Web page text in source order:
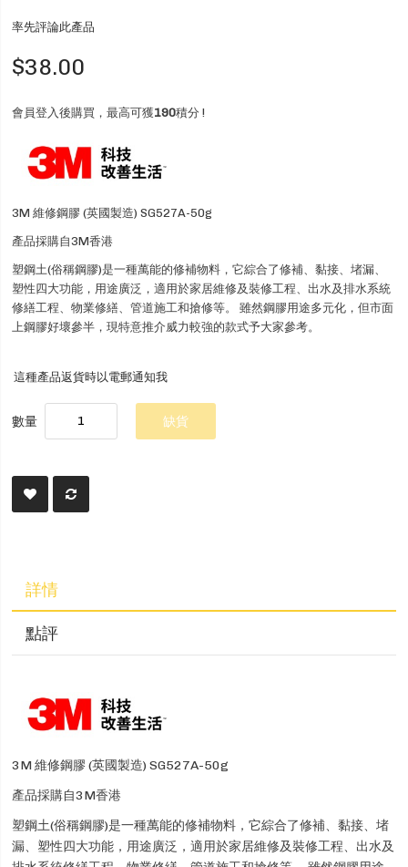
率先評論此產品
$38.00
會員登入後購買，最高可獲190積分 !
3M 維修鋼膠 (英國製造) SG527A-50g
產品採購自3M香港
塑鋼土(俗稱鋼膠)是一種萬能的修補物料，它綜合了修補、黏接、堵漏、
塑性四大功能，用途廣泛，適用於家居維修及裝修工程、出水及排水系統
修繕工程、物業修繕、管道施工和搶修等。 雖然鋼膠用途多元化，但市面
上鋼膠好壞參半，現特意推介威力較強的款式予大家參考。
這種產品返貨時以電郵通知我
數量 缺貨
詳情
點評
3M 維修鋼膠 (英國製造) SG527A-50g
產品採購自3M香港
塑鋼土(俗稱鋼膠)是一種萬能的修補物料，它綜合了修補、黏接、堵
漏、塑性四大功能，用途廣泛，適用於家居維修及裝修工程、出水及